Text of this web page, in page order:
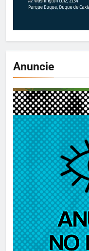
Anuncie